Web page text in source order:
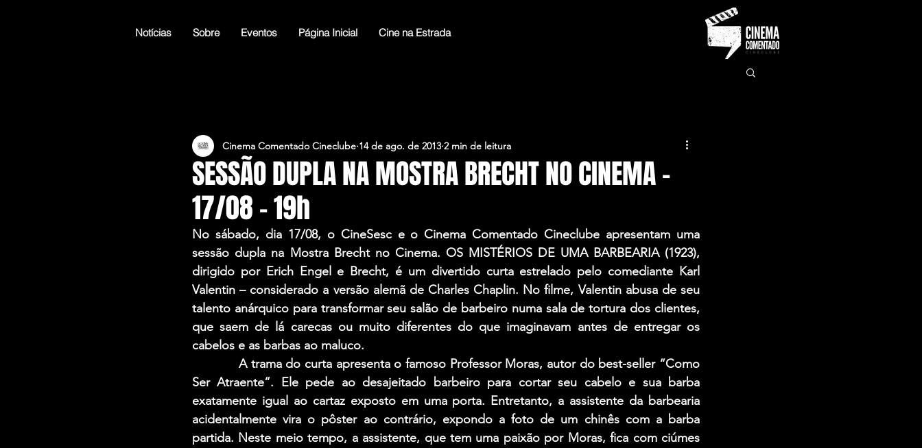
Notícias Sobre Eventos Página Inicial Cine na Estrada
SESSÃO DUPLA NA MOSTRA BRECHT NO CINEMA –
17/08 – 19h
Cinema Comentado Cineclube 14 de ago. de 2013 2 min de leitura
No sábado, dia 17/08, o CineSesc e o Cinema Comentado Cineclube apresentam uma
sessão dupla na Mostra Brecht no Cinema. OS MISTÉRIOS DE UMA BARBEARIA (1923),
dirigido por Erich Engel e Brecht, é um divertido curta estrelado pelo comediante Karl
Valentin – considerado a versão alemã de Charles Chaplin. No filme, Valentin abusa de seu
talento anárquico para transformar seu salão de barbeiro numa sala de tortura dos clientes,
que saem de lá carecas ou muito diferentes do que imaginavam antes de entregar os
cabelos e as barbas ao maluco.
A trama do curta apresenta o famoso Professor Moras, autor do best-seller “Como
Ser Atraente”. Ele pede ao desajeitado barbeiro para cortar seu cabelo e sua barba
exatamente igual ao cartaz exposto em uma porta. Entretanto, a assistente da barbearia
acidentalmente vira o pôster ao contrário, expondo a foto de um chinês com a barba
partida. Neste meio tempo, a assistente, que tem uma paixão por Moras, fica com ciúmes